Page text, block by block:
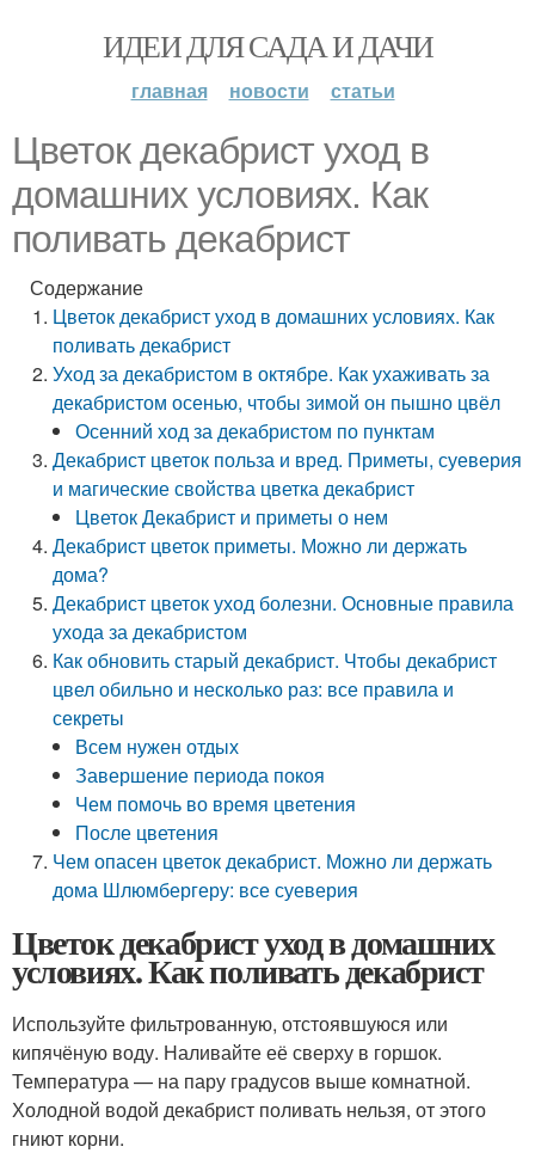
ИДЕИ ДЛЯ САДА И ДАЧИ
главная новости статьи
Цветок декабрист уход в
домашних условиях. Как
поливать декабрист
Содержание
Цветок декабрист уход в домашних условиях. Как
поливать декабрист
Уход за декабристом в октябре. Как ухаживать за
декабристом осенью, чтобы зимой он пышно цвёл
Осенний ход за декабристом по пунктам
Декабрист цветок польза и вред. Приметы, суеверия
и магические свойства цветка декабрист
Цветок Декабрист и приметы о нем
Декабрист цветок приметы. Можно ли держать
дома?
Декабрист цветок уход болезни. Основные правила
ухода за декабристом
Как обновить старый декабрист. Чтобы декабрист
цвел обильно и несколько раз: все правила и
секреты
Всем нужен отдых
Завершение периода покоя
Чем помочь во время цветения
После цветения
Чем опасен цветок декабрист. Можно ли держать
дома Шлюмбергеру: все суеверия
Цветок декабрист уход в домашних
условиях. Как поливать декабрист
Используйте фильтрованную, отстоявшуюся или
кипячёную воду. Наливайте её сверху в горшок.
Температура — на пару градусов выше комнатной.
Холодной водой декабрист поливать нельзя, от этого
гниют корни.